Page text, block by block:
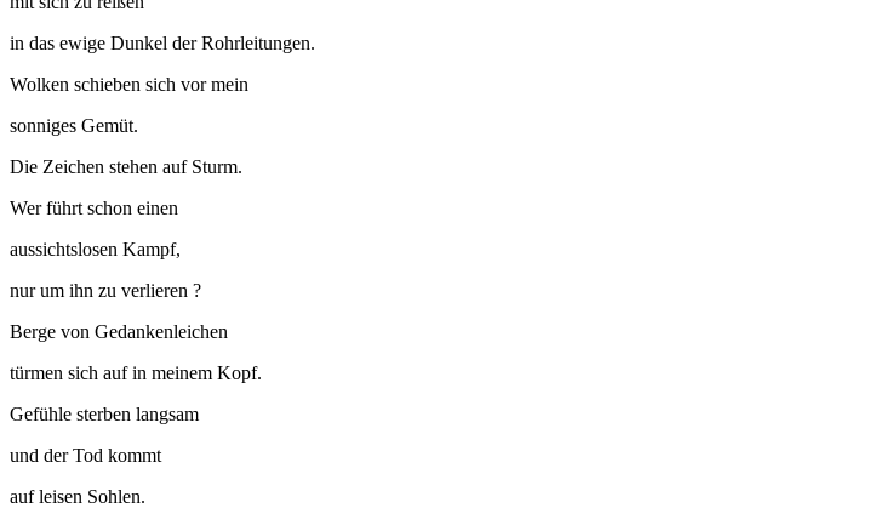
in das ewige Dunkel der Rohrleitungen.
Wolken schieben sich vor mein
sonniges Gemüt.
Die Zeichen stehen auf Sturm.
Wer führt schon einen
aussichtslosen Kampf,
nur um ihn zu verlieren ?
Berge von Gedankenleichen
türmen sich auf in meinem Kopf.
Gefühle sterben langsam
und der Tod kommt
auf leisen Sohlen.